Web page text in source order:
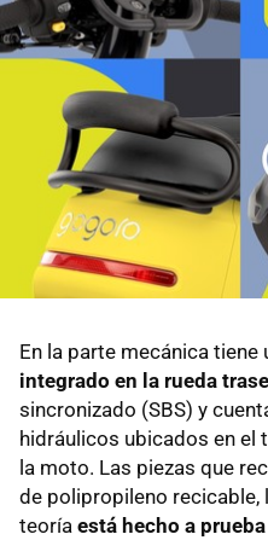
En la parte mecánica tiene
integrado en la rueda
sincronizado (SBS) y
hidráulicos ubicados en el
la moto. Las piezas que
de polipropileno recicable,
teoría está hecho a